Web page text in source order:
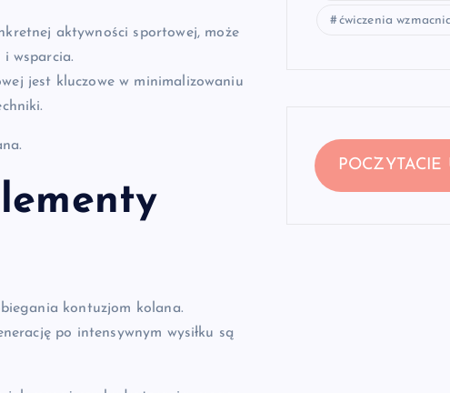
aktywności sportowej, może
wsparcia.
jest kluczowe w minimalizowaniu
kontuzjom kolana.
po intensywnym wysiłku są
ćwiczenia
POCZYTACIE